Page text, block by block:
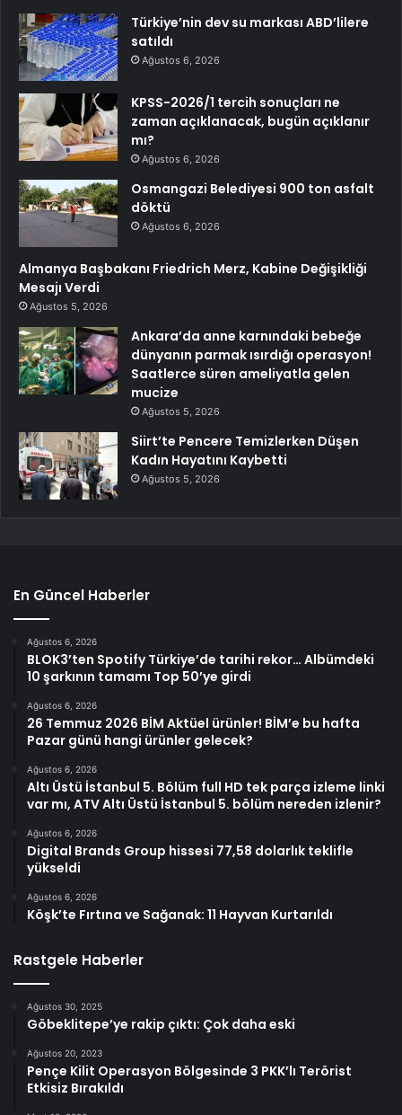
Türkiye’nin dev su markası ABD’lilere
satıldı
Ağustos 6, 2026
KPSS-2026/1 tercih sonuçları ne
zaman açıklanacak, bugün açıklanır
mı?
Ağustos 6, 2026
Osmangazi Belediyesi 900 ton asfalt
döktü
Ağustos 6, 2026
Almanya Başbakanı Friedrich Merz, Kabine Değişikliği
Mesajı Verdi
Ağustos 5, 2026
Ankara’da anne karnındaki bebeğe
dünyanın parmak ısırdığı operasyon!
Saatlerce süren ameliyatla gelen
mucize
Ağustos 5, 2026
Siirt’te Pencere Temizlerken Düşen
Kadın Hayatını Kaybetti
Ağustos 5, 2026
En Güncel Haberler
Ağustos 6, 2026
BLOK3’ten Spotify Türkiye’de tarihi rekor… Albümdeki
10 şarkının tamamı Top 50’ye girdi
Ağustos 6, 2026
26 Temmuz 2026 BİM Aktüel ürünler! BİM’e bu hafta
Pazar günü hangi ürünler gelecek?
Ağustos 6, 2026
Altı Üstü İstanbul 5. Bölüm full HD tek parça izleme linki
var mı, ATV Altı Üstü İstanbul 5. bölüm nereden izlenir?
Ağustos 6, 2026
Digital Brands Group hissesi 77,58 dolarlık teklifle
yükseldi
Ağustos 6, 2026
Köşk’te Fırtına ve Sağanak: 11 Hayvan Kurtarıldı
Rastgele Haberler
Ağustos 30, 2025
Göbeklitepe’ye rakip çıktı: Çok daha eski
Ağustos 20, 2023
Pençe Kilit Operasyon Bölgesinde 3 PKK’lı Terörist
Etkisiz Bırakıldı